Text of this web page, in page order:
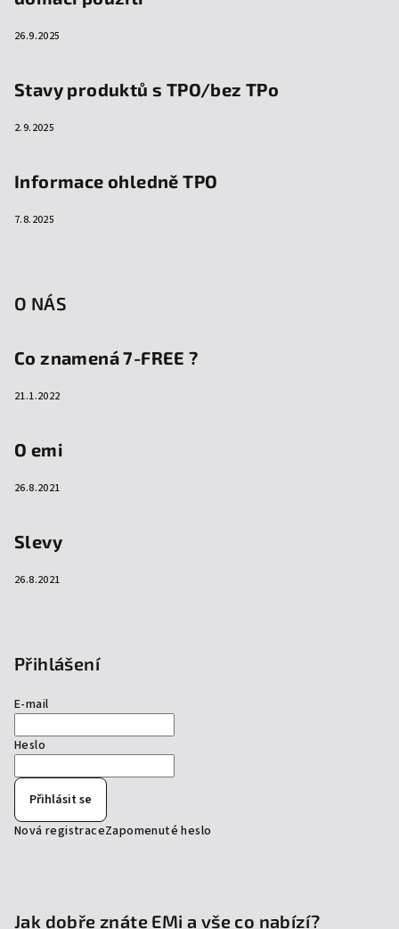
26.9.2025
Stavy produktů s TPO/bez TPo
2.9.2025
Informace ohledně TPO
7.8.2025
O NÁS
Co znamená 7-FREE ?
21.1.2022
O emi
26.8.2021
Slevy
26.8.2021
Přihlášení
E-mail
Heslo
Přihlásit se
Nová registraceZapomenuté heslo
Jak dobře znáte EMi a vše co nabízí?